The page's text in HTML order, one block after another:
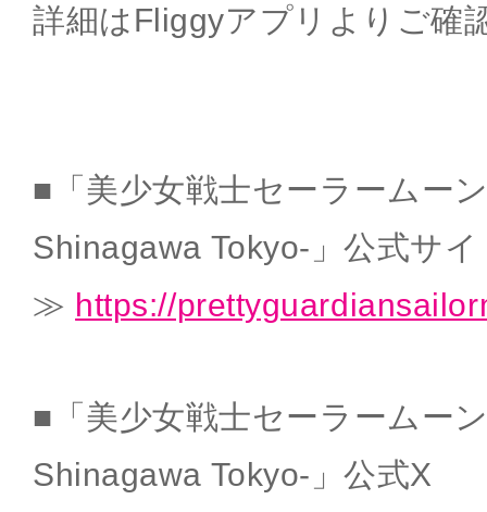
詳細はFliggyアプリよりご確
■「美少女戦士セーラームー
Shinagawa Tokyo-」公式サイ
≫ https://
■「美少女戦士セーラームー
Shinagawa Tokyo-」公式X